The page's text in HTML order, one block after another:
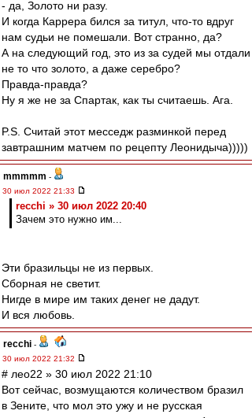
- да, Золото ни разу.
И когда Каррера бился за титул, что-то вдруг
нам судьи не помешали. Вот странно, да?
А на следующий год, это из за судей мы отдали
не то что золото, а даже серебро?
Правда-правда?
Ну я же не за Спартак, как ты считаешь. Ага.
P.S. Считай этот месседж разминкой перед
завтрашним матчем по рецепту Леонидыча)))))
mmmmm -
30 июл 2022 21:33
recchi » 30 июл 2022 20:40
Зачем это нужно им...
Эти бразильцы не из первых.
Сборная не светит.
Нигде в мире им таких денег не дадут.
И вся любовь.
recchi -
30 июл 2022 21:32
# лео22 » 30 июл 2022 21:10
Вот сейчас, возмущаются количеством бразил
в Зените, что мол это ужу и не русская